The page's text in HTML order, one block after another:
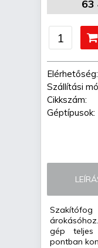
63
Elérhetőség:
Szállítási
Cikkszám:
Géptípusok:
gép
pontban